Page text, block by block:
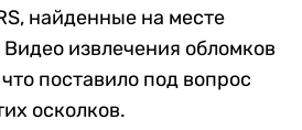
найденные на месте
извлечения обломков
поставило под вопрос
осколков.